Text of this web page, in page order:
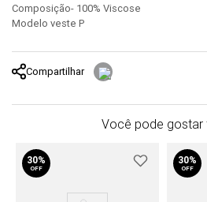
Composição- 100% Viscose
Modelo veste P
Compartilhar
Você pode gostar
30%
OFF
30%
OFF